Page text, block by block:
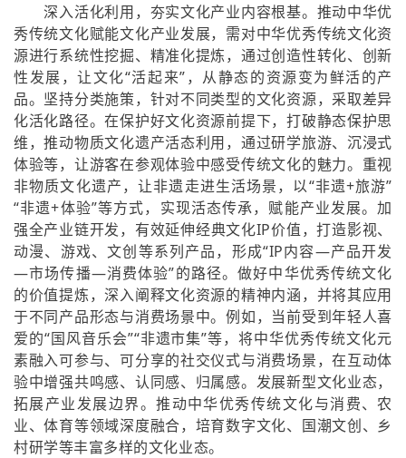
深入活化利用，夯实文化产业内容根基。推动中华优
秀传统文化赋能文化产业发展，需对中华优秀传统文化资
源进行系统性挖掘、精准化提炼，通过创造性转化、创新
性发展，让文化“活起来”，从静态的资源变为鲜活的产
品。坚持分类施策，针对不同类型的文化资源，采取差异
化活化路径。在保护好文化资源前提下，打破静态保护思
维，推动物质文化遗产活态利用，通过研学旅游、沉浸式
体验等，让游客在参观体验中感受传统文化的魅力。重视
非物质文化遗产，让非遗走进生活场景，以“非遗+旅游”
“非遗+体验”等方式，实现活态传承，赋能产业发展。加
强全产业链开发，有效延伸经典文化IP价值，打造影视、
动漫、游戏、文创等系列产品，形成“IP内容—产品开发
—市场传播—消费体验”的路径。做好中华优秀传统文化
的价值提炼，深入阐释文化资源的精神内涵，并将其应用
于不同产品形态与消费场景中。例如，当前受到年轻人喜
爱的“国风音乐会”“非遗市集”等，将中华优秀传统文化元
素融入可参与、可分享的社交仪式与消费场景，在互动体
验中增强共鸣感、认同感、归属感。发展新型文化业态，
拓展产业发展边界。推动中华优秀传统文化与消费、农
业、体育等领域深度融合，培育数字文化、国潮文创、乡
村研学等丰富多样的文化业态。